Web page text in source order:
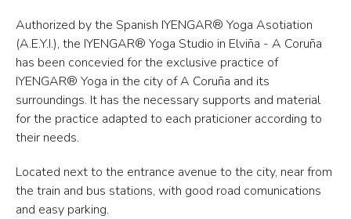
Authorized by the Spanish IYENGAR® Yoga Asotiation
(A.E.Y.I.), the IYENGAR® Yoga Studio in Elviña - A Coruña
has been concevied for the exclusive practice of
IYENGAR® Yoga in the city of A Coruña and its
surroundings. It has the necessary supports and material
for the practice adapted to each praticioner according to
their needs.
Located next to the entrance avenue to the city, near from
the train and bus stations, with good road comunications
and easy parking.